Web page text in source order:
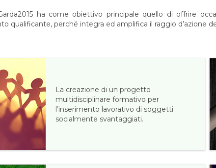
ha come obiettivo principale quello di offrire
qualificante, perché integra ed amplifica il raggio d’azione
La creazione di un progetto
multidisciplinare formativo per
l’inserimento lavorativo di soggetti
socialmente svantaggiati.